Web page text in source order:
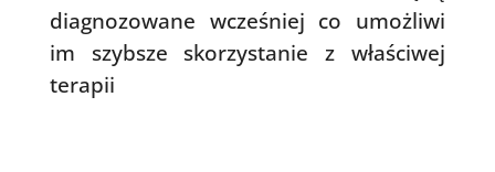
diagnozowane wcześniej co umożliwi
im szybsze skorzystanie z właściwej
terapii